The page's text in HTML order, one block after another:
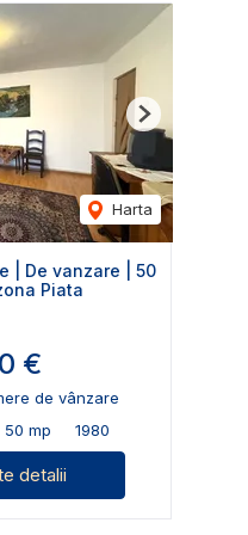
Harta
Next
| De vanzare | 50
Piata
€
de vânzare
50 mp 1980
detalii